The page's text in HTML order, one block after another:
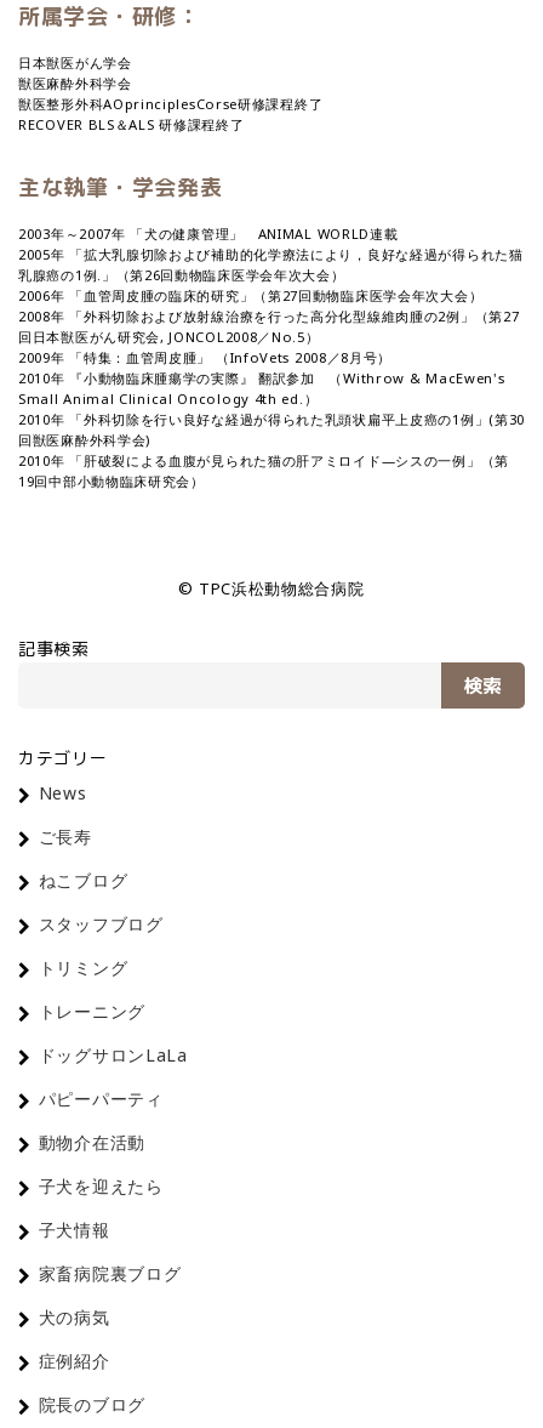
所属学会・研修：
日本獣医がん学会
獣医麻酔外科学会
獣医整形外科AOprinciplesCorse研修課程終了
RECOVER BLS＆ALS 研修課程終了
主な執筆・学会発表
2003年～2007年 「犬の健康管理」 ANIMAL WORLD連載
2005年 「拡大乳腺切除および補助的化学療法により，良好な経過が得られた猫
乳腺癌の1例.」（第26回動物臨床医学会年次大会）
2006年 「血管周皮腫の臨床的研究」（第27回動物臨床医学会年次大会）
2008年 「外科切除および放射線治療を行った高分化型線維肉腫の2例」（第27
回日本獣医がん研究会, JONCOL2008／No.5）
2009年 「特集：血管周皮腫」 （InfoVets 2008／8月号）
2010年 『小動物臨床腫瘍学の実際』 翻訳参加 （Withrow & MacEwen's
Small Animal Clinical Oncology 4th ed.）
2010年 「外科切除を行い良好な経過が得られた乳頭状扁平上皮癌の1例」(第30
回獣医麻酔外科学会)
2010年 「肝破裂による血腹が見られた猫の肝アミロイド―シスの一例」（第
19回中部小動物臨床研究会）
© TPC浜松動物総合病院
記事検索
検索
カテゴリー
News
ご長寿
ねこブログ
スタッフブログ
トリミング
トレーニング
ドッグサロンLaLa
パピーパーティ
動物介在活動
子犬を迎えたら
子犬情報
家畜病院裏ブログ
犬の病気
症例紹介
院長のブログ